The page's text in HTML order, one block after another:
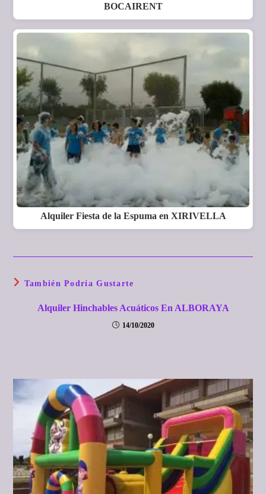
BOCAIRENT
Alquiler Fiesta de la Espuma en XIRIVELLA
También Podría Gustarte
Alquiler Hinchables Acuáticos En ALBORAYA
14/10/2020